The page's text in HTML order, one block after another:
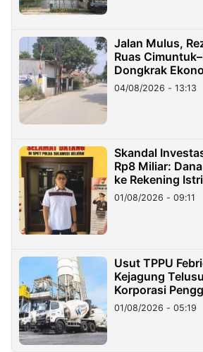
Jalan Mulus,
Ruas
Dongkrak
04/08/2026 - 13:13
Skandal
Rp8 Miliar:
ke Rekening
Timur
01/08/2026 - 09:11
Usut TPPU
Kejagung
Korporasi
Ritto
01/08/2026 - 05:19